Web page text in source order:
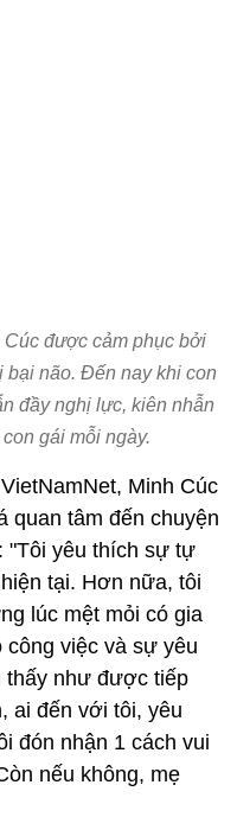
được cảm phục bởi
bại não. Đến nay khi con
đầy nghị lực, kiên nhẫn
gái mỗi ngày.
Minh Cúc
quan tâm đến chuyện
"Tôi yêu thích sự tự
tại. Hơn nữa, tôi
lúc mệt mỏi có gia
công việc và sự yêu
thấy như được tiếp
ai đến với tôi, yêu
đón nhận 1 cách vui
nếu không, mẹ